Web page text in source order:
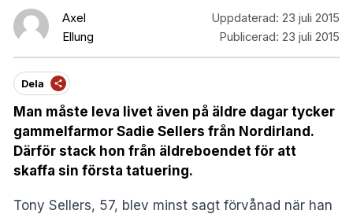
Axel
Ellung
Uppdaterad: 23 juli 2015
Publicerad: 23 juli 2015
Dela
Man måste leva livet även på äldre dagar tycker
gammelfarmor Sadie Sellers från Nordirland.
Därför stack hon från äldreboendet för att
skaffa sin första tatuering.
Tony Sellers, 57, blev minst sagt förvånad när han